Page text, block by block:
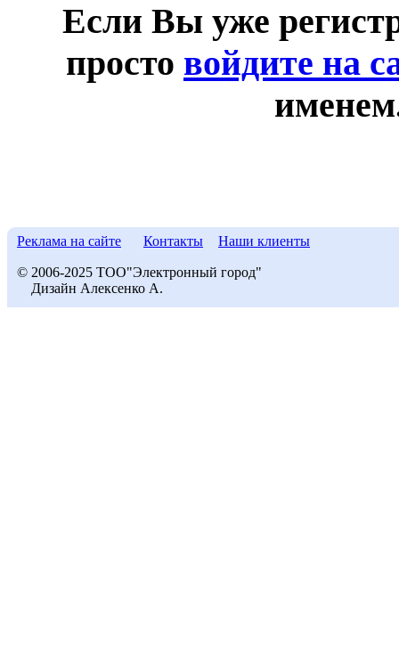
Если Вы уже
просто войдите на
Реклама на сайте Контакты Наши клиенты
© 2006-2025 ТОО"Электронный город"
Дизайн Алексенко А.